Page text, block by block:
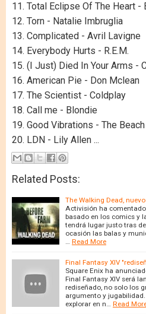
11. Total Eclipse Of The Heart -
12. Torn - Natalie Imbruglia
13. Complicated - Avril Lavigne
14. Everybody Hurts - R.E.M.
15. (I Just) Died In Your Arms -
16. American Pie - Don Mclean
17. The Scientist - Coldplay
18. Call me - Blondie
19. Good Vibrations - The
20. LDN - Lily Allen ...
Related Posts:
The Walking Dead,
Activisión ha comentado
basado en los comics y
tendrá lugar justo tras
ocasión las balas y
… Read More
Final Fantasy XIV
Square Enix ha
Final Fantasy XIV será
rediseñado, no solo los
argumento y
explorar en n… Read